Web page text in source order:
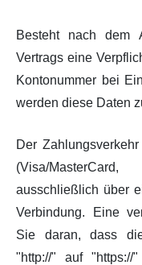
Besteht nach dem
Vertrags eine
Kontonummer bei
werden diese Daten
Der
(Visa/
ausschließlich über
Verbindung. Eine
Sie daran, dass
"http://" auf